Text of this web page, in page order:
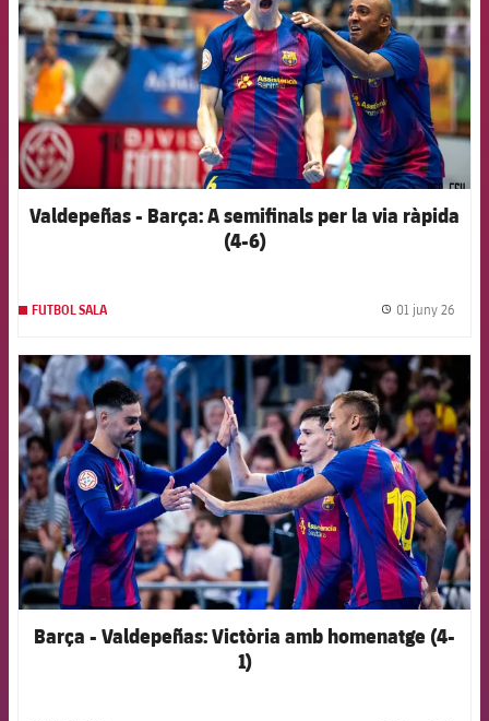
Valdepeñas - Barça: A semifinals per la via ràpida
(4-6)
FUTBOL SALA 01 juny 26
FCB Barcelona badge
Barça - Valdepeñas: Victòria amb homenatge (4-
1)